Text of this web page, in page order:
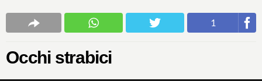
1
Occhi strabici